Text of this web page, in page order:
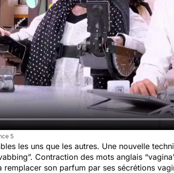
5
les uns que les autres. Une nouvelle
Contraction des mots anglais
son parfum par ses sécrétions